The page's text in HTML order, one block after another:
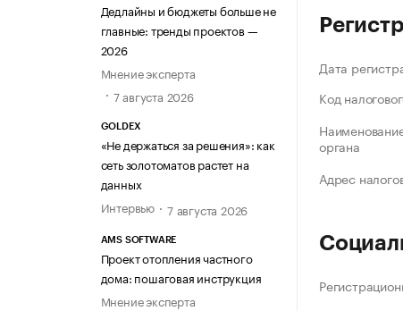
Дедлайны и бюджеты больше не
главные: тренды проектов —
2026
Мнение эксперта
7 августа 2026
GOLDEX
«Не держаться за решения»: как
сеть золотоматов растет на
данных
Интервью
7 августа 2026
AMS SOFTWARE
Проект отопления частного
дома: пошаговая инструкция
Мнение эксперта
Дата
Код
органа
Адрес